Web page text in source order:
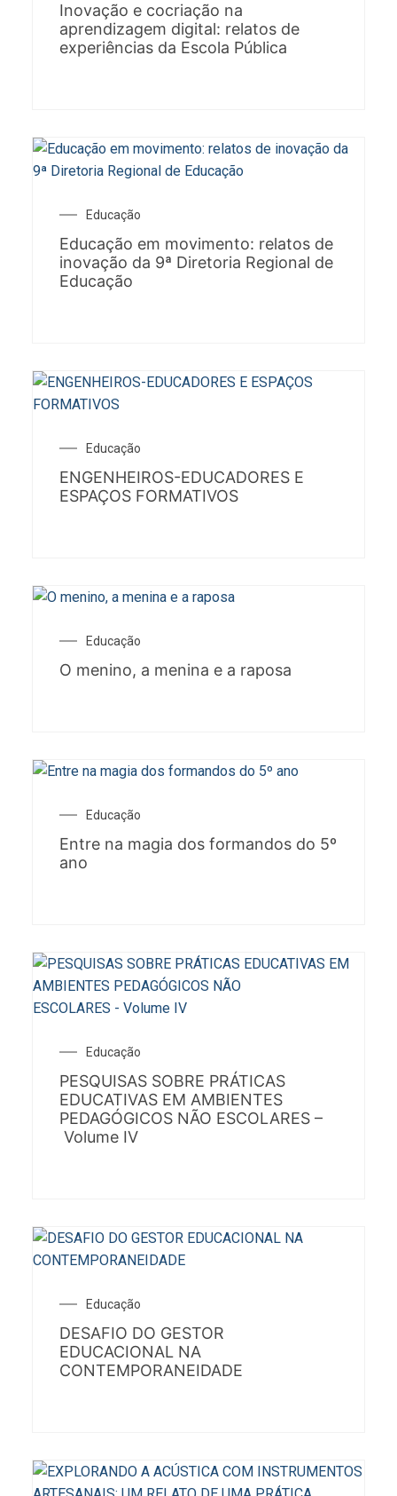
Inovação e cocriação na
aprendizagem digital: relatos de
experiências da Escola Pública
Educação
Educação em movimento: relatos de
inovação da 9ª Diretoria Regional de
Educação
Educação
ENGENHEIROS-EDUCADORES E
ESPAÇOS FORMATIVOS
Educação
O menino, a menina e a raposa
Educação
Entre na magia dos formandos do 5º
ano
Educação
PESQUISAS SOBRE PRÁTICAS
EDUCATIVAS EM AMBIENTES
PEDAGÓGICOS NÃO ESCOLARES –
Volume IV
Educação
DESAFIO DO GESTOR
EDUCACIONAL NA
CONTEMPORANEIDADE